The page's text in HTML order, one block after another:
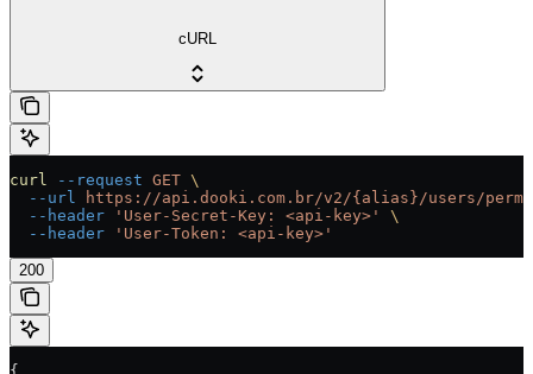
cURL
curl --request GET \
  --url
https://api.dooki.com.br/v2/{alias}/users/
  --header
'User-Secret-Key: <api-key>'
\
  --header
'User-Token: <api-key>'
200